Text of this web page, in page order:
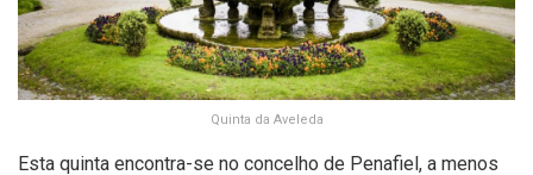
Quinta da Aveleda
Esta quinta encontra-se no concelho de Penafiel, a menos